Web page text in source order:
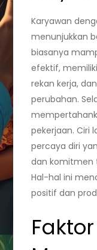
Karyawan
menunjukkan
biasanya
efektif,
rekan kerja,
perubahan.
pekerjaan. Ciri
percaya diri
dan komitmen
Hal-hal ini
positif dan